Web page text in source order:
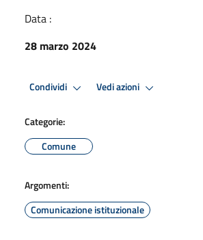
Data :
28 marzo 2024
Condividi Vedi azioni
Categorie:
Comune
Argomenti:
Comunicazione istituzionale